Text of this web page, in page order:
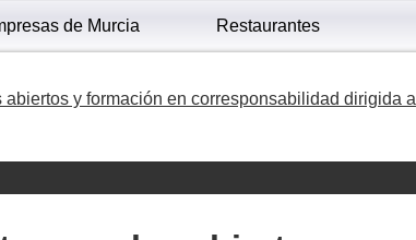
de Murcia Restaurantes
y formación en corresponsabilidad dirigida a